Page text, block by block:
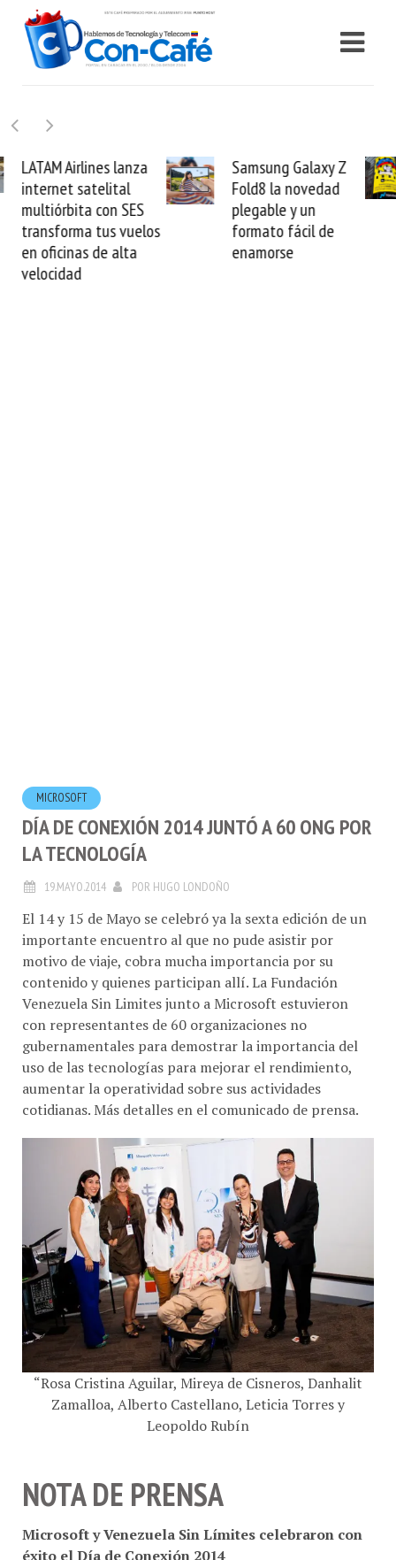
Samsung Galaxy Z
Fold8 la novedad
plegable y un
formato fácil de
enamorse
Cashea levanta 100
millones de dólares y
valida el crédito del
venezolano ante el
mundo
DÍA DE CONEXIÓN 2014 JUNTÓ A 60 ONG POR
LA TECNOLOGÍA
importante encuentro al que no pude asistir por
motivo de viaje, cobra mucha importancia por su
contenido y quienes participan allí. La Fundación
Venezuela Sin Limites junto a Microsoft estuvieron
con representantes de 60 organizaciones no
gubernamentales para demostrar la importancia del
uso de las tecnologías para mejorar el rendimiento,
aumentar la operatividad sobre sus actividades
cotidianas. Más detalles en el comunicado de prensa.
“Rosa Cristina Aguilar, Mireya de Cisneros, Danhalit
Zamalloa, Alberto Castellano, Leticia Torres y
Leopoldo Rubín
NOTA DE PRENSA
éxito el Día de Conexión 2014